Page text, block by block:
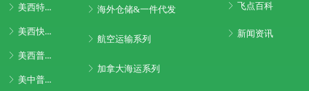
ꁕ 美西特快专线
ꁕ 美西快船专线
ꁕ 美西普船专线
ꁕ 美中普船专线
ꁕ 海外仓储&一件代发
ꁕ 航空运输系列
ꁕ 加拿大海运系列
ꁕ 飞点百科
ꁕ 新闻资讯